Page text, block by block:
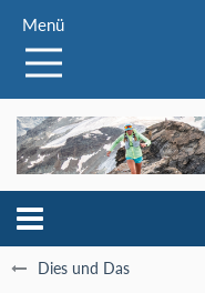
Menü
Dies und Das